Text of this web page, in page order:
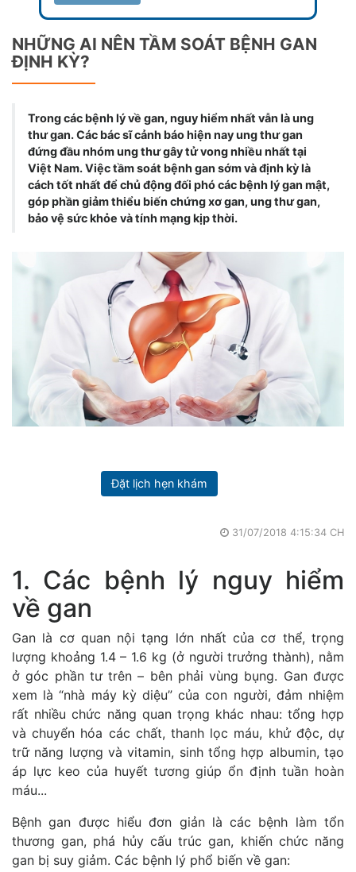
NHỮNG AI NÊN TẦM SOÁT BỆNH GAN
ĐỊNH KỲ?
Trong các bệnh lý về gan, nguy hiểm nhất vẫn là ung
thư gan. Các bác sĩ cảnh báo hiện nay ung thư gan
đứng đầu nhóm ung thư gây tử vong nhiều nhất tại
Việt Nam. Việc tầm soát bệnh gan sớm và định kỳ là
cách tốt nhất để chủ động đối phó các bệnh lý gan mật,
góp phần giảm thiểu biến chứng xơ gan, ung thư gan,
bảo vệ sức khỏe và tính mạng kịp thời.
Đặt lịch hẹn khám
31/07/2018 4:15:34 CH
1. Các bệnh lý nguy hiểm
về gan
Gan là cơ quan nội tạng lớn nhất của cơ thể, trọng
lượng khoảng 1.4 – 1.6 kg (ở người trưởng thành), nằm
ở góc phần tư trên – bên phải vùng bụng. Gan được
xem là “nhà máy kỳ diệu” của con người, đảm nhiệm
rất nhiều chức năng quan trọng khác nhau: tổng hợp
và chuyển hóa các chất, thanh lọc máu, khử độc, dự
trữ năng lượng và vitamin, sinh tổng hợp albumin, tạo
áp lực keo của huyết tương giúp ổn định tuần hoàn
máu...
Bệnh gan được hiểu đơn giản là các bệnh làm tổn
thương gan, phá hủy cấu trúc gan, khiến chức năng
gan bị suy giảm. Các bệnh lý phổ biến về gan: